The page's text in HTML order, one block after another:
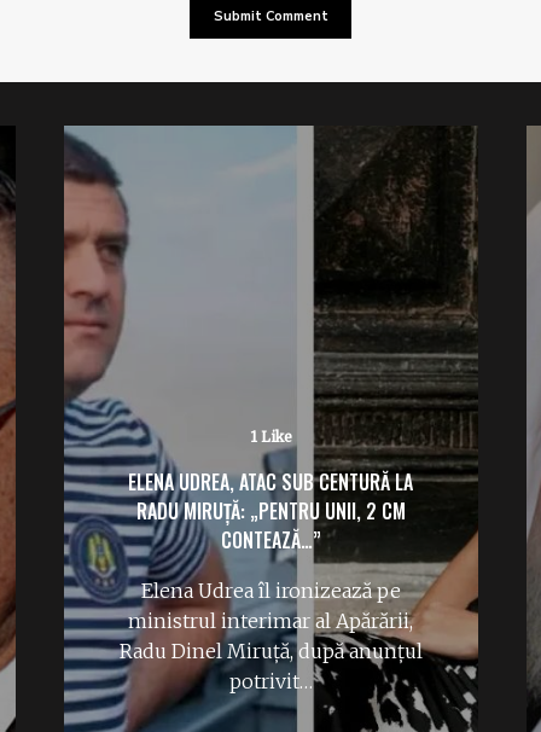
1 Like
ELENA UDREA, ATAC SUB CENTURĂ LA
RADU MIRUȚĂ: „PENTRU UNII, 2 CM
CONTEAZĂ…”
Elena Udrea îl ironizează pe
ministrul interimar al Apărării,
Radu Dinel Miruță, după anunțul
potrivit…